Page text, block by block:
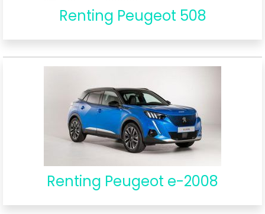
Renting Peugeot 508
Renting Peugeot e-2008